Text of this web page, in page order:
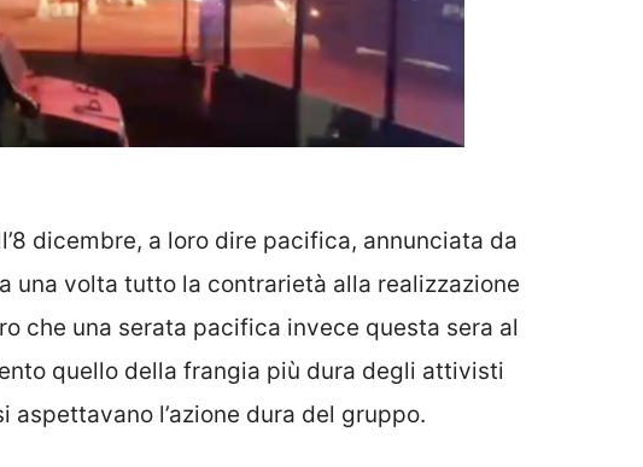
dicembre, a loro dire pacifica, annunciata da
una volta tutto la contrarietà alla realizzazione
che una serata pacifica invece questa sera al
quello della frangia più dura degli attivisti
aspettavano l’azione dura del gruppo.